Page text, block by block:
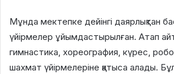
Мұнда мектепке дейінгі даярлықтан
үйірмелер ұйымдастырылған. Атап
гимнастика, хореография, күрес,
шахмат үйірмелеріне қатыса алады.